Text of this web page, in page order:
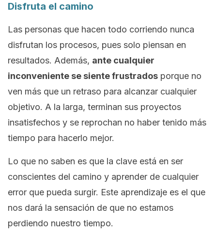
Disfruta el camino
Las personas que hacen todo corriendo nunca
disfrutan los procesos, pues solo piensan en
resultados. Además, ante cualquier
inconveniente se siente frustrados porque no
ven más que un retraso para alcanzar cualquier
objetivo. A la larga, terminan sus proyectos
insatisfechos y se reprochan no haber tenido más
tiempo para hacerlo mejor.
Lo que no saben es que la clave está en ser
conscientes del camino y aprender de cualquier
error que pueda surgir. Este aprendizaje es el que
nos dará la sensación de que no estamos
perdiendo nuestro tiempo.